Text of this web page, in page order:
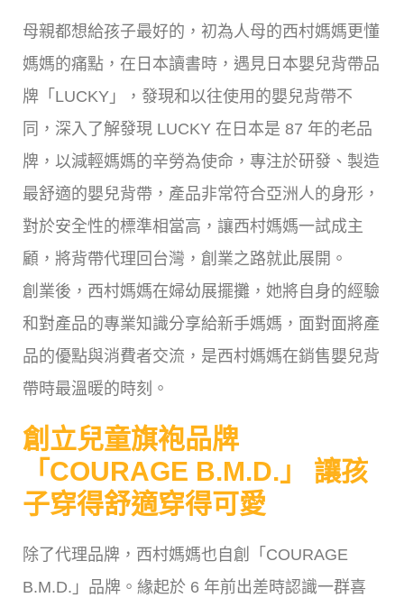
母親都想給孩子最好的，初為人母的西村媽媽更懂
媽媽的痛點，在日本讀書時，遇見日本嬰兒背帶品
牌「LUCKY」，發現和以往使用的嬰兒背帶不
同，深入了解發現 LUCKY 在日本是 87 年的老品
牌，以減輕媽媽的辛勞為使命，專注於研發、製造
最舒適的嬰兒背帶，產品非常符合亞洲人的身形，
對於安全性的標準相當高，讓西村媽媽一試成主
顧，將背帶代理回台灣，創業之路就此展開。
創業後，西村媽媽在婦幼展擺攤，她將自身的經驗
和對產品的專業知識分享給新手媽媽，面對面將產
品的優點與消費者交流，是西村媽媽在銷售嬰兒背
帶時最溫暖的時刻。
創立兒童旗袍品牌
「COURAGE B.M.D.」 讓孩
子穿得舒適穿得可愛
除了代理品牌，西村媽媽也自創「COURAGE
B.M.D.」品牌。緣起於 6 年前出差時認識一群喜